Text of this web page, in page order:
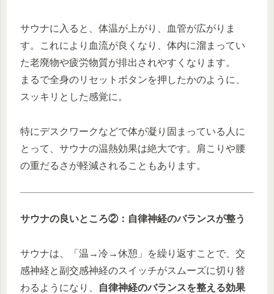
サウナに入ると、体温が上がり、血管が広がりま
す。これにより血流が良くなり、体内に溜まってい
た老廃物や疲労物質が排出されやすくなります。
まるで全身のリセットボタンを押したかのように、
スッキリとした感覚に。
特にデスクワークなどで体が凝り固まっている人に
とって、サウナの温熱効果は絶大です。肩こりや腰
の重だるさが軽減されることもあります。
サウナの良いところ②：自律神経のバランスが整う
サウナは、「温→冷→休憩」を繰り返すことで、交
感神経と副交感神経のスイッチがスムーズに切り替
わるようになり、
自律神経のバランスを整える効果